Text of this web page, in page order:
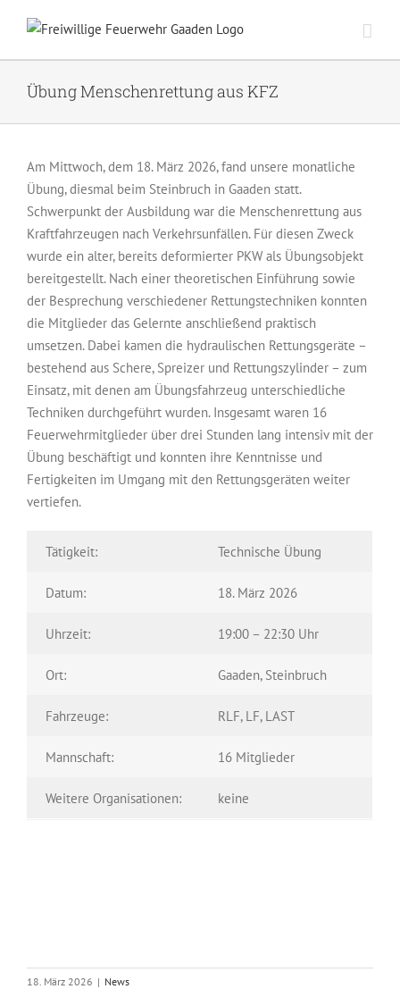
Inhalt
springen
Übung Menschenrettung aus KFZ
Am Mittwoch, dem 18. März 2026, fand unsere monatliche
Übung, diesmal beim Steinbruch in Gaaden statt.
Schwerpunkt der Ausbildung war die Menschenrettung aus
Kraftfahrzeugen nach Verkehrsunfällen. Für diesen Zweck
wurde ein alter, bereits deformierter PKW als Übungsobjekt
bereitgestellt. Nach einer theoretischen Einführung sowie
der Besprechung verschiedener Rettungstechniken konnten
die Mitglieder das Gelernte anschließend praktisch
umsetzen. Dabei kamen die hydraulischen Rettungsgeräte –
bestehend aus Schere, Spreizer und Rettungszylinder – zum
Einsatz, mit denen am Übungsfahrzeug unterschiedliche
Techniken durchgeführt wurden. Insgesamt waren 16
Feuerwehrmitglieder über drei Stunden lang intensiv mit der
Übung beschäftigt und konnten ihre Kenntnisse und
Fertigkeiten im Umgang mit den Rettungsgeräten weiter
vertiefen.
Tätigkeit: Technische Übung
Datum: 18. März 2026
Uhrzeit: 19:00 – 22:30 Uhr
Ort: Gaaden, Steinbruch
Fahrzeuge: RLF, LF, LAST
Mannschaft: 16 Mitglieder
Weitere Organisationen: keine
18. März 2026 | News